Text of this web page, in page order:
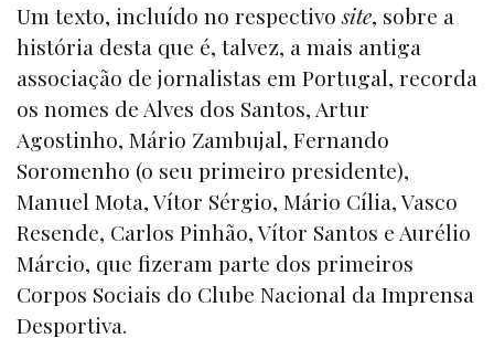
Um texto, incluído no respectivosite, sobre a
história desta que é, talvez, a mais antiga
associação de jornalistas em Portugal, recorda
os nomes de Alves dos Santos, Artur
Agostinho, Mário Zambujal, Fernando
Soromenho (o seu primeiro presidente),
Manuel Mota, Vítor Sérgio, Mário Cília, Vasco
Resende, Carlos Pinhão, Vítor Santos e Aurélio
Márcio, que fizeram parte dos primeiros
Corpos Sociais do Clube Nacional da Imprensa
Desportiva.